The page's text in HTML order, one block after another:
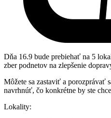
Dňa 16.9 bude prebiehať na 5
zber podnetov na zlepšenie
Môžete sa zastaviť a porozprávať
navrhnúť, čo konkrétne by ste
Lokality: